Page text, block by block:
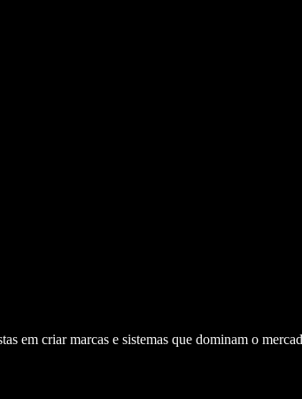
em criar marcas e sistemas que dominam o